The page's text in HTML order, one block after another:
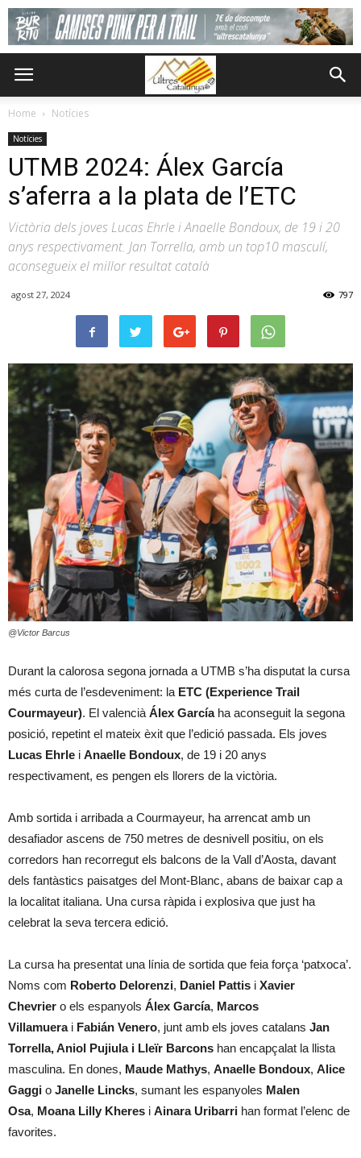
Home Notícies
Notícies
UTMB 2024: Álex García
s’aferra a la plata de l’ETC
Victòria dels joves Lucas Ehrle i Anaelle Bondoux, de 19 i 20
anys respectivament. Jan Torrella, amb un top10 masculí,
aconsegueix el millor resultat català
agost 27, 2024 797
@Victor Barcus
Durant la calorosa segona jornada a UTMB s’ha disputat la cursa
més curta de l’esdeveniment: la ETC (Experience Trail
Courmayeur). El valenciàÁlex Garcíaha aconseguit la segona
posició, repetint el mateix èxit que l’edició passada. Els joves
Lucas Ehrle i Anaelle Bondoux, de 19 i 20 anys
respectivament, es pengen els llorers de la victòria.
Amb sortida i arribada a Courmayeur, ha arrencat amb un
desafiador ascens de 750 metres de desnivell positiu, on els
corredors han recorregut els balcons de la Vall d’Aosta, davant
dels fantàstics paisatges del Mont-Blanc, abans de baixar cap a
la localitat italiana. Una cursa ràpida i explosiva que just ha
celebrat la seva tercera edició.
La cursa ha presentat una línia de sortida que feia força ‘patxoca’.
Noms com Roberto Delorenzi, Daniel Pattis i Xavier
Chevrier o els espanyols Álex García, Marcos
Villamuerai Fabián Venero, junt amb els joves catalans Jan
Torrella, Aniol Pujiula i Lleïr Barcons han encapçalat la llista
masculina. En dones, Maude Mathys, Anaelle Bondoux, Alice
Gaggi o Janelle Lincks, sumant les espanyoles Malen
Osa, Moana Lilly Kheres i Ainara Uribarri han format l’elenc de
favorites.